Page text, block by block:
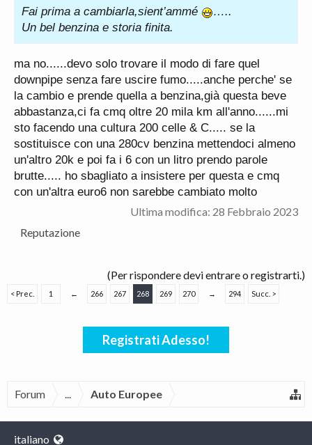
Fai prima a cambiarla,sient’ammé
…..
Un bel benzina e storia finita.
ma no......devo solo trovare il modo di fare quel
downpipe senza fare uscire fumo.....anche perche' se
la cambio e prende quella a benzina,già questa beve
abbastanza,ci fa cmq oltre 20 mila km all'anno......mi
sto facendo una cultura 200 celle & C..... se la
sostituisce con una 280cv benzina mettendoci almeno
un'altro 20k e poi fa i 6 con un litro prendo parole
brutte..... ho sbagliato a insistere per questa e cmq
con un'altra euro6 non sarebbe cambiato molto
Ultima modifica: 28 Febbraio 2023
Reputazione
(Per rispondere devi entrare o registrarti.)
< Prec. 1 ← 266 267 268 269 270 → 294 Succ. >
Registrati Adesso!
Forum ... Auto Europee
italiano